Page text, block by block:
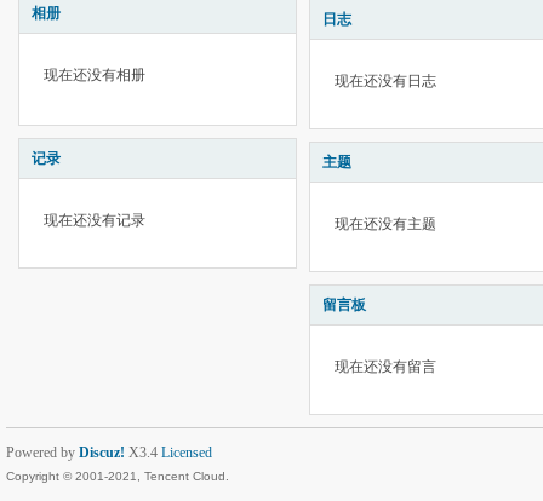
相册
现在还没有相册
记录
现在还没有记录
日志
现在还没有日志
主题
现在还没有主题
留言板
现在还没有留言
Powered by Discuz! X3.4 Licensed
Copyright © 2001-2021, Tencent Cloud.